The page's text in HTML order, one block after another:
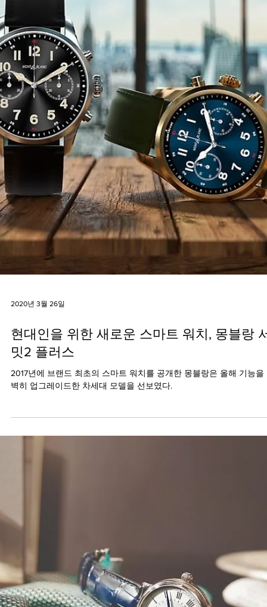
월드 타임 또는 GMT 기능의 시계
월드 타임 또는 GMT 기능이 탑재된 시계 6점.
현대인을 위한 새로운 스마트 워치, 몽블랑
2017년에 브랜드 최초의 스마트 워치를 공개한 몽블랑은 올해 기능을
벽히 업그레이드한 차세대 모델을 선보였다.